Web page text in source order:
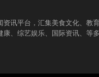
资讯平台，汇集美食文化、教
康、综艺娱乐、国际资讯、等多